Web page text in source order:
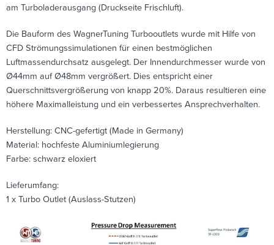
am Turboladerausgang (Druckseite Frischluft).
Die Bauform des WagnerTuning Turbooutlets wurde mit Hilfe von
CFD Strömungssimulationen für einen bestmöglichen
Luftmassendurchsatz ausgelegt. Der Innendurchmesser wurde von
Ø44mm auf Ø48mm vergrößert. Dies entspricht einer
Querschnittsvergrößerung von knapp 20%. Daraus resultieren eine
höhere Maximalleistung und ein verbessertes Ansprechverhalten.
Herstellung: CNC-gefertigt (Made in Germany)
Material: hochfeste Aluminiumlegierung
Farbe: schwarz eloxiert
Lieferumfang:
1 x Turbo Outlet (Auslass-Stutzen)